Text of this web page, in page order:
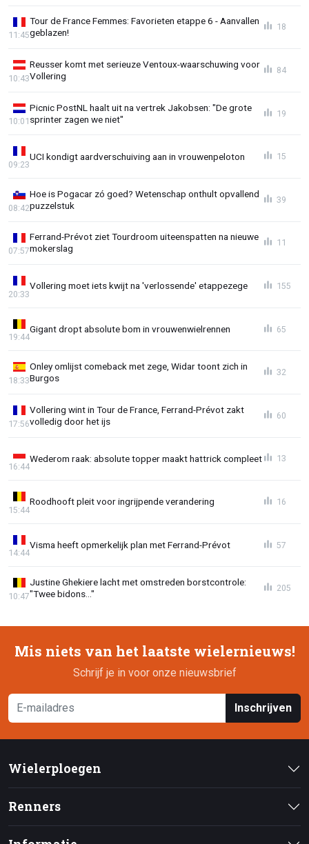
Tour de France Femmes: Favorieten etappe 6 - Aanvallen
geblazen!
11:45
18
Reusser komt met serieuze Ventoux-waarschuwing voor
Vollering
10:43
84
Picnic PostNL haalt uit na vertrek Jakobsen: "De grote
sprinter zagen we niet"
10:01
19
UCI kondigt aardverschuiving aan in vrouwenpeloton
09:23
15
Hoe is Pogacar zó goed? Wetenschap onthult opvallend
puzzelstuk
08:42
39
Ferrand-Prévot ziet Tourdroom uiteenspatten na nieuwe
mokerslag
07:57
11
Vollering moet iets kwijt na 'verlossende' etappezege
20:33
155
Gigant dropt absolute bom in vrouwenwielrennen
19:44
65
Onley omlijst comeback met zege, Widar toont zich in
Burgos
18:33
32
Vollering wint in Tour de France, Ferrand-Prévot zakt
volledig door het ijs
17:56
60
Wederom raak: absolute topper maakt hattrick compleet
16:44
13
Roodhooft pleit voor ingrijpende verandering
15:44
16
Visma heeft opmerkelijk plan met Ferrand-Prévot
14:44
57
Justine Ghekiere lacht met omstreden borstcontrole:
"Twee bidons..."
10:47
205
Mis niets van het laatste wielernieuws!
Schrijf je in voor onze nieuwsbrief
Inschrijven
Wielerploegen
Renners